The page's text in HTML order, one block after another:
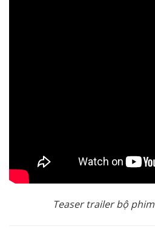
Teaser trailer bộ phim